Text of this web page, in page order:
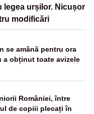
legea urșilor. Nicușor
modificări
se amână pentru ora
a obținut toate avizele
României, între
de copiii plecați în